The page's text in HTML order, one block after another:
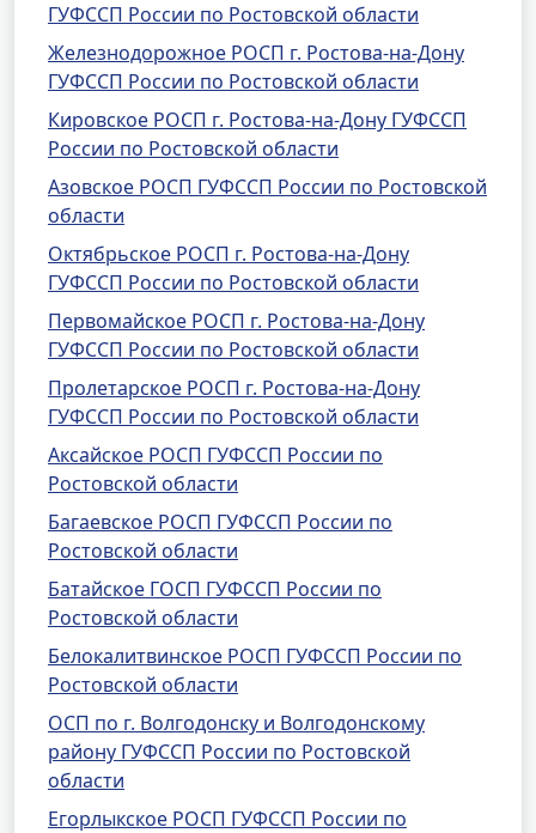
ГУФССП России по Ростовской области
Железнодорожное РОСП г. Ростова-на-Дону
ГУФССП России по Ростовской области
Кировское РОСП г. Ростова-на-Дону ГУФССП
России по Ростовской области
Азовское РОСП ГУФССП России по Ростовской
области
Октябрьское РОСП г. Ростова-на-Дону
ГУФССП России по Ростовской области
Первомайское РОСП г. Ростова-на-Дону
ГУФССП России по Ростовской области
Пролетарское РОСП г. Ростова-на-Дону
ГУФССП России по Ростовской области
Аксайское РОСП ГУФССП России по
Ростовской области
Багаевское РОСП ГУФССП России по
Ростовской области
Батайское ГОСП ГУФССП России по
Ростовской области
Белокалитвинское РОСП ГУФССП России по
Ростовской области
ОСП по г. Волгодонску и Волгодонскому
району ГУФССП России по Ростовской
области
Егорлыкское РОСП ГУФССП России по